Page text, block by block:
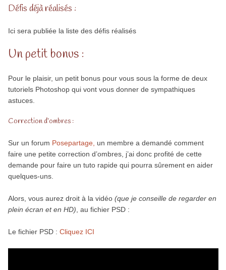
Défis déjà réalisés :
Ici sera publiée la liste des défis réalisés
Un petit bonus :
Pour le plaisir, un petit bonus pour vous sous la forme de deux
tutoriels Photoshop qui vont vous donner de sympathiques
astuces.
Correction d’ombres :
Sur un forum Posepartage, un membre a demandé comment
faire une petite correction d’ombres, j’ai donc profité de cette
demande pour faire un tuto rapide qui pourra sûrement en aider
quelques-uns.
Alors, vous aurez droit à la vidéo (que je conseille de regarder en
plein écran et en HD) , au fichier PSD :
Le fichier PSD : Cliquez ICI